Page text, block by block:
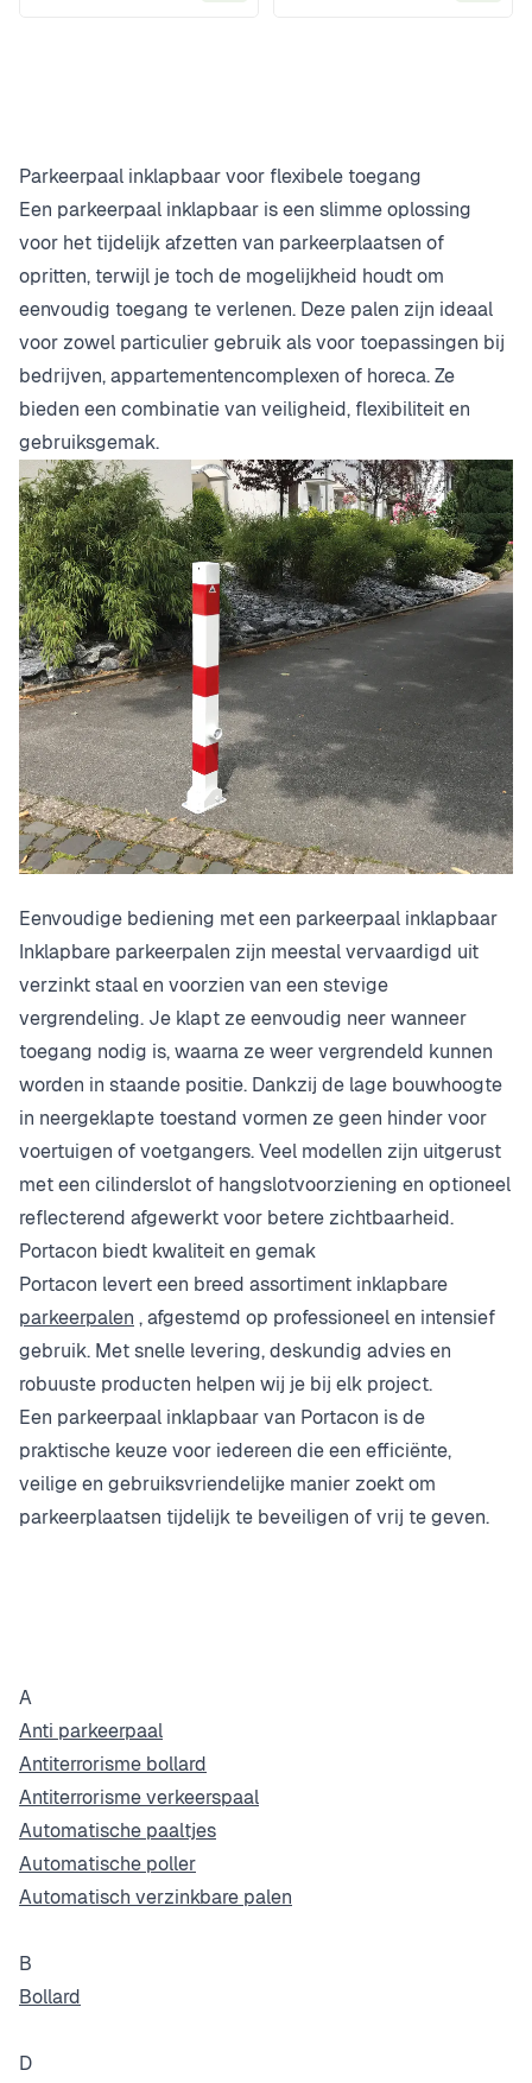
Parkeerpaal inklapbaar voor flexibele toegang
Een parkeerpaal inklapbaar is een slimme oplossing
voor het tijdelijk afzetten van parkeerplaatsen of
opritten, terwijl je toch de mogelijkheid houdt om
eenvoudig toegang te verlenen. Deze palen zijn ideaal
voor zowel particulier gebruik als voor toepassingen bij
bedrijven, appartementencomplexen of horeca. Ze
bieden een combinatie van veiligheid, flexibiliteit en
gebruiksgemak.
Eenvoudige bediening met een parkeerpaal inklapbaar
Inklapbare parkeerpalen zijn meestal vervaardigd uit
verzinkt staal en voorzien van een stevige
vergrendeling. Je klapt ze eenvoudig neer wanneer
toegang nodig is, waarna ze weer vergrendeld kunnen
worden in staande positie. Dankzij de lage bouwhoogte
in neergeklapte toestand vormen ze geen hinder voor
voertuigen of voetgangers. Veel modellen zijn uitgerust
met een cilinderslot of hangslotvoorziening en optioneel
reflecterend afgewerkt voor betere zichtbaarheid.
Portacon biedt kwaliteit en gemak
Portacon levert een breed assortiment inklapbare
parkeerpalen , afgestemd op professioneel en intensief
gebruik. Met snelle levering, deskundig advies en
robuuste producten helpen wij je bij elk project.
Een parkeerpaal inklapbaar van Portacon is de
praktische keuze voor iedereen die een efficiënte,
veilige en gebruiksvriendelijke manier zoekt om
parkeerplaatsen tijdelijk te beveiligen of vrij te geven.
A
Anti parkeerpaal
Antiterrorisme bollard
Antiterrorisme verkeerspaal
Automatische paaltjes
Automatische poller
Automatisch verzinkbare palen
B
Bollard
D